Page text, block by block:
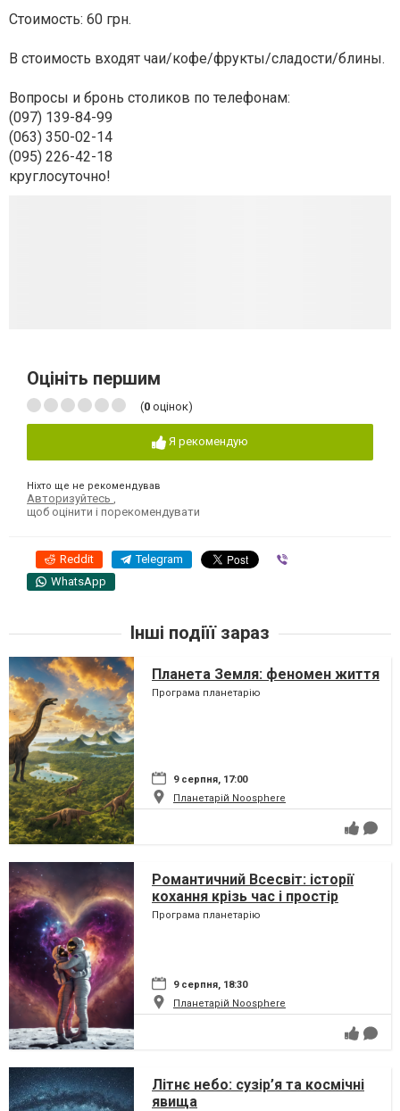
Стоимость: 60 грн.
В стоимость входят чаи/кофе/фрукты/сладости/блины.
Вопросы и бронь столиков по телефонам:
(097) 139-84-99
(063) 350-02-14
(095) 226-42-18
круглосуточно!
Оцініть першим
(0 оцінок)
Я рекомендую
Ніхто ще не рекомендував
Авторизуйтесь
щоб оцінити і порекомендувати
Reddit Telegram
WhatsApp
Інші подіїї зараз
Планета Земля: феномен життя
Програма планетарію
9 серпня, 17:00
Планетарій Noosphere
Романтичний Всесвіт: історії
кохання крізь час і простір
Програма планетарію
9 серпня, 18:30
Планетарій Noosphere
Літнє небо: сузір’я та космічні
явища